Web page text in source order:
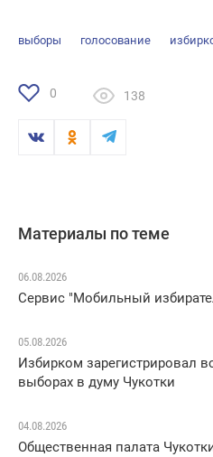
выборы голосование
0 138
Материалы по теме
06.08.2026
Сервис "Мобильный
05.08.2026
Избирком зарегистрировал
выборах в думу Чукотки
04.08.2026
Общественная палата